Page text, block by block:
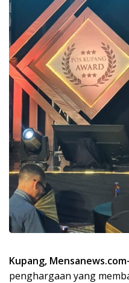
Kupang, Mensanews.com-
penghargaan yang